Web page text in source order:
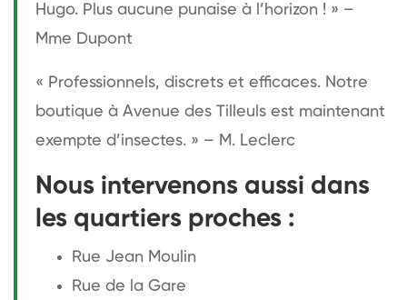
Hugo. Plus aucune punaise à l’horizon ! » –
Mme Dupont
« Professionnels, discrets et efficaces. Notre
boutique à Avenue des Tilleuls est maintenant
exempte d’insectes. » – M. Leclerc
Nous intervenons aussi dans
les quartiers proches :
Rue Jean Moulin
Rue de la Gare